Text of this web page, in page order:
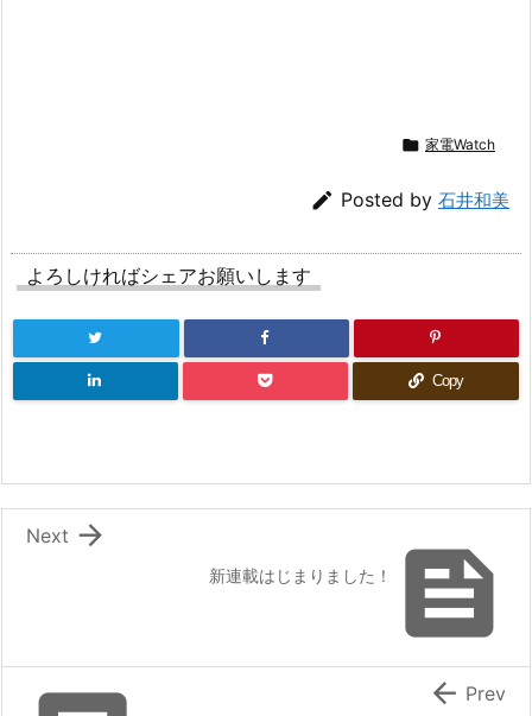
 家電Watch
 Posted by 石井和美
よろしければシェアお願いします
Copy

新連載はじまりました！

Next
 Prev